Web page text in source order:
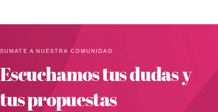
SUMATE A NUESTRA COMUNIDAD
Escuchamos tus dudas y
tus propuestas